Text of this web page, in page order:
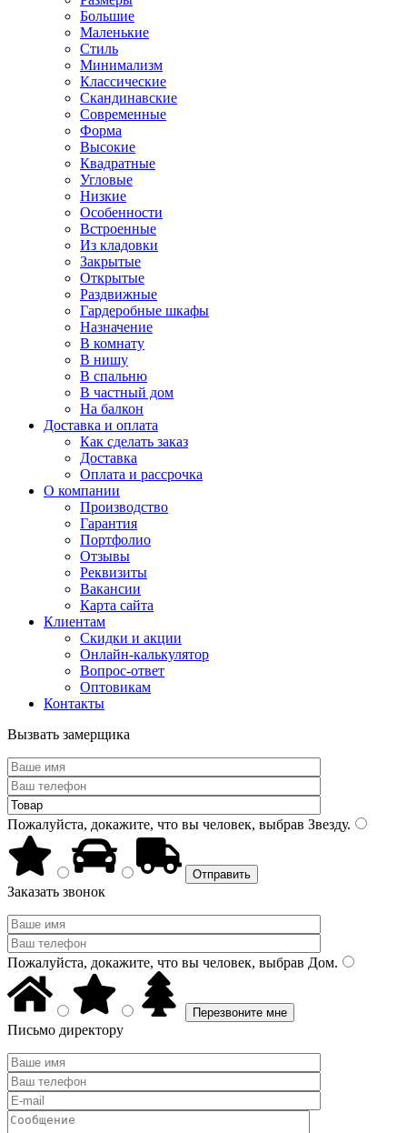
Большие
Маленькие
Стиль
Минимализм
Классические
Скандинавские
Современные
Форма
Высокие
Квадратные
Угловые
Низкие
Особенности
Встроенные
Из кладовки
Закрытые
Открытые
Раздвижные
Гардеробные шкафы
Назначение
В комнату
В нишу
В спальню
В частный дом
На балкон
Доставка и оплата
Как сделать заказ
Доставка
Оплата и рассрочка
О компании
Производство
Гарантия
Портфолио
Отзывы
Реквизиты
Вакансии
Карта сайта
Клиентам
Скидки и акции
Онлайн-калькулятор
Вопрос-ответ
Оптовикам
Контакты
Вызвать замерщика
Пожалуйста, докажите, что вы человек, выбрав Звезду.
Заказать звонок
Пожалуйста, докажите, что вы человек, выбрав Дом.
Письмо директору